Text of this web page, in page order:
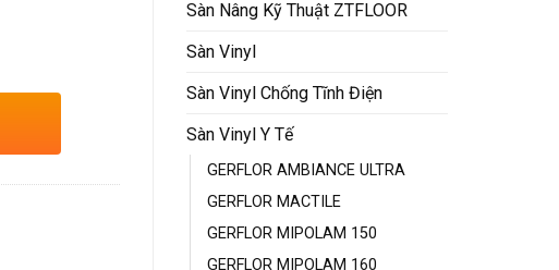
Sàn Nâng Kỹ Thuật ZTFLOOR
Sàn Vinyl
Sàn Vinyl Chống Tĩnh Điện
Sàn Vinyl Y Tế
GERFLOR AMBIANCE ULTRA
GERFLOR MACTILE
GERFLOR MIPOLAM 150
GERFLOR MIPOLAM 160